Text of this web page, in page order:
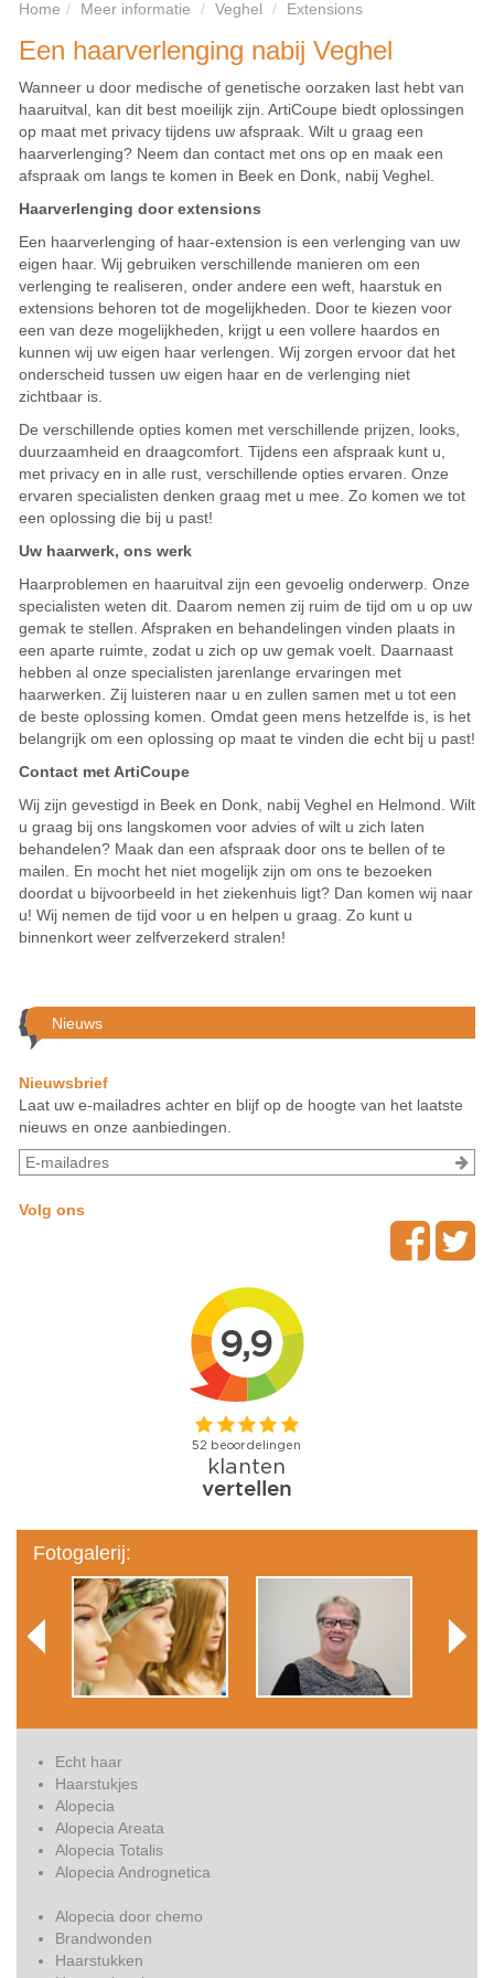
Home Meer informatie Veghel Extensions
Een haarverlenging nabij Veghel
Wanneer u door medische of genetische oorzaken last hebt van
haaruitval, kan dit best moeilijk zijn. ArtiCoupe biedt oplossingen
op maat met privacy tijdens uw afspraak. Wilt u graag een
haarverlenging? Neem dan contact met ons op en maak een
afspraak om langs te komen in Beek en Donk, nabij Veghel.
Haarverlenging door extensions
Een haarverlenging of haar-extension is een verlenging van uw
eigen haar. Wij gebruiken verschillende manieren om een
verlenging te realiseren, onder andere een weft, haarstuk en
extensions behoren tot de mogelijkheden. Door te kiezen voor
een van deze mogelijkheden, krijgt u een vollere haardos en
kunnen wij uw eigen haar verlengen. Wij zorgen ervoor dat het
onderscheid tussen uw eigen haar en de verlenging niet
zichtbaar is.
De verschillende opties komen met verschillende prijzen, looks,
duurzaamheid en draagcomfort. Tijdens een afspraak kunt u,
met privacy en in alle rust, verschillende opties ervaren. Onze
ervaren specialisten denken graag met u mee. Zo komen we tot
een oplossing die bij u past!
Uw haarwerk, ons werk
Haarproblemen en haaruitval zijn een gevoelig onderwerp. Onze
specialisten weten dit. Daarom nemen zij ruim de tijd om u op uw
gemak te stellen. Afspraken en behandelingen vinden plaats in
een aparte ruimte, zodat u zich op uw gemak voelt. Daarnaast
hebben al onze specialisten jarenlange ervaringen met
haarwerken. Zij luisteren naar u en zullen samen met u tot een
de beste oplossing komen. Omdat geen mens hetzelfde is, is het
belangrijk om een oplossing op maat te vinden die echt bij u past!
Contact met ArtiCoupe
Wij zijn gevestigd in Beek en Donk, nabij Veghel en Helmond. Wilt
u graag bij ons langskomen voor advies of wilt u zich laten
behandelen? Maak dan een afspraak door ons te bellen of te
mailen. En mocht het niet mogelijk zijn om ons te bezoeken
doordat u bijvoorbeeld in het ziekenhuis ligt? Dan komen wij naar
u! Wij nemen de tijd voor u en helpen u graag. Zo kunt u
binnenkort weer zelfverzekerd stralen!
Nieuws
Nieuwsbrief
Laat uw e-mailadres achter en blijf op de hoogte van het laatste
nieuws en onze aanbiedingen.
Volg ons
Fotogalerij:
Echt haar
Haarstukjes
Alopecia
Alopecia Areata
Alopecia Totalis
Alopecia Andrognetica
Alopecia door chemo
Brandwonden
Haarstukken